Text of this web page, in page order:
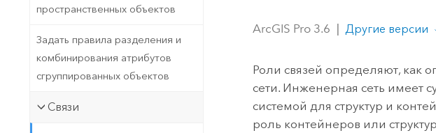
Фундаментальная система для
Технология Developer
Создание картографических
Природные ресурсы
пространственных объектов
Задать правила разделения и
комбинирования атрибутов
сгруппированных объектов
Связи
ArcGIS Pro 3.6 Другие версии
Роли связей определяют, как
сети. Инженерная сеть имеет
системой для структур и
роль контейнеров или